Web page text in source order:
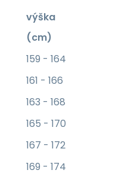
výška
(cm)
159 - 164
161 - 166
163 - 168
165 - 170
167 - 172
169 - 174